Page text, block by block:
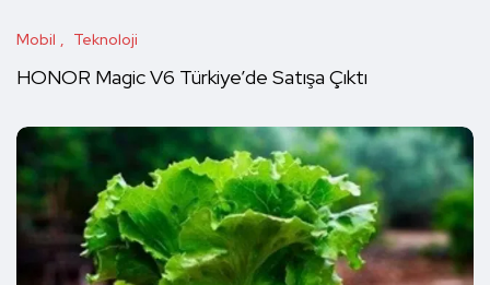
Mobil Teknoloji
HONOR Magic V6 Türkiye’de Satışa Çıktı